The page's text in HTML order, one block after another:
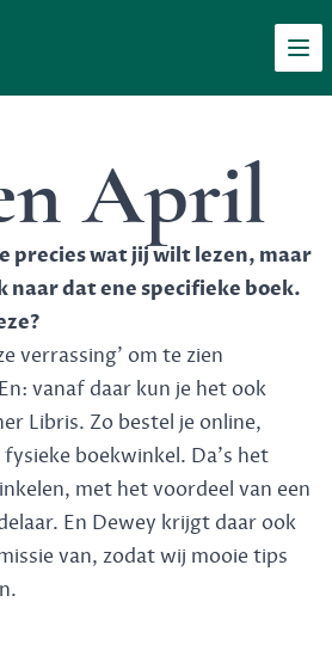
April
precies wat jij wilt lezen, maar
naar dat ene specifieke boek.
verrassing' om te zien
vanaf daar kun je het ook
Libris. Zo bestel je online,
fysieke boekwinkel. Da's het
met het voordeel van een
En Dewey krijgt daar ook
van, zodat wij mooie tips